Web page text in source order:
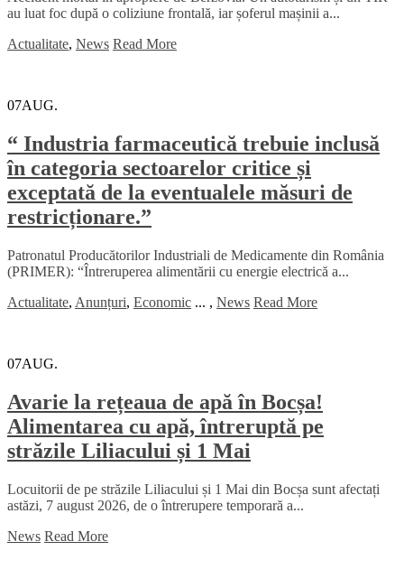
au luat foc după o coliziune frontală, iar șoferul mașinii a...
Actualitate, News Read More
07AUG.
“ Industria farmaceutică trebuie inclusă
în categoria sectoarelor critice și
exceptată de la eventualele măsuri de
restricționare.”
Patronatul Producătorilor Industriali de Medicamente din România
(PRIMER): “Întreruperea alimentării cu energie electrică a...
Actualitate, Anunțuri, Economic ... , News Read More
07AUG.
Avarie la rețeaua de apă în Bocșa!
Alimentarea cu apă, întreruptă pe
străzile Liliacului și 1 Mai
Locuitorii de pe străzile Liliacului și 1 Mai din Bocșa sunt afectați
astăzi, 7 august 2026, de o întrerupere temporară a...
News Read More